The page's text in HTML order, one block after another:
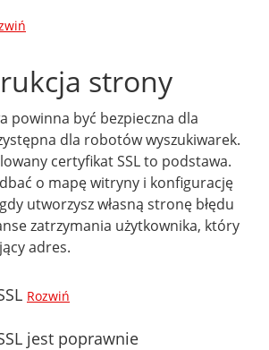
strony
powinna być bezpieczna dla
dla robotów wyszukiwarek.
certyfikat SSL to podstawa.
o mapę witryny i konfigurację
utworzysz własną stronę błędu
zatrzymania użytkownika, który
adres.
Rozwiń
jest poprawnie